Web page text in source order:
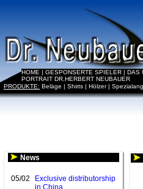
HOME | GESPONSERTE SPIELER | DAS
PORTRAIT DR.HERBERT NEUBAUER
PRODUKTE: Beläge | Shirts | Hölzer|
News
05/02
Exclusive distributorship
in China